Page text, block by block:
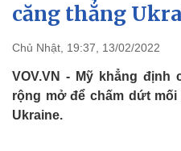
Quốc hội
Nhận diện sự thật
căng thẳng
Chủ Nhật, 19:37, 13/02/2022
VOV.VN - Mỹ khẳng
rộng mở để chấm dứt
Ukraine.